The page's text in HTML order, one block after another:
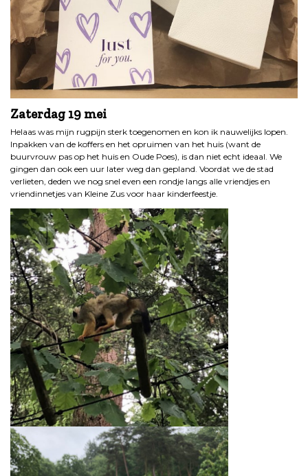
Zaterdag 19 mei
Helaas was mijn rugpijn sterk toegenomen en kon ik nauwelijks lopen.
Inpakken van de koffers en het opruimen van het huis (want de
buurvrouw pas op het huis en Oude Poes), is dan niet echt ideaal. We
gingen dan ook een uur later weg dan gepland. Voordat we de stad
verlieten, deden we nog snel even een rondje langs alle vriendjes en
vriendinnetjes van Kleine Zus voor haar kinderfeestje.